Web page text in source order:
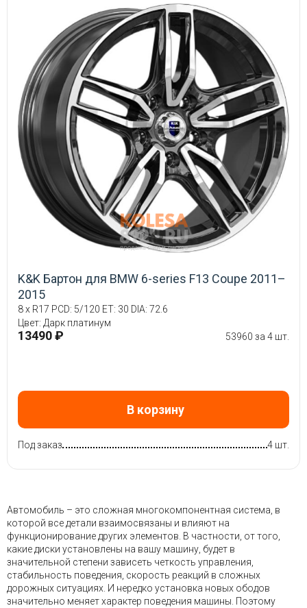
K&K Бартон для BMW 6-series F13 Coupe 2011–
2015
8 x R17 PCD: 5/120 ET: 30 DIA: 72.6
Цвет: Дарк платинум
13490 ₽ 53960 за 4 шт.
В корзину
Под заказ 4 шт.
Автомобиль – это сложная многокомпонентная система, в
которой все детали взаимосвязаны и влияют на
функционирование других элементов. В частности, от того,
какие диски установлены на вашу машину, будет в
значительной степени зависеть четкость управления,
стабильность поведения, скорость реакций в сложных
дорожных ситуациях. И нередко установка новых ободов
значительно меняет характер поведения машины. Поэтому